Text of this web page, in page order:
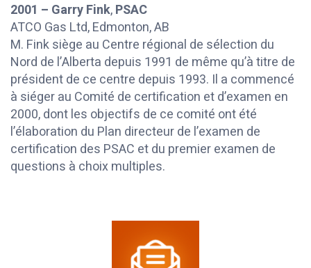
2001 – Garry Fink,PSAC
ATCO Gas Ltd, Edmonton, AB
M. Fink siège au Centre régional de sélection du
Nord de l’Alberta depuis 1991 de même qu’à titre de
président de ce centre depuis 1993. Il a commencé
à siéger au Comité de certification et d’examen en
2000, dont les objectifs de ce comité ont été
l’élaboration du Plan directeur de l’examen de
certification des PSAC et du premier examen de
questions à choix multiples.